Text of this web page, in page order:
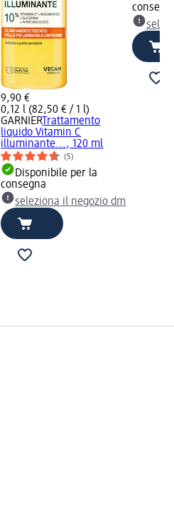
9,90 €
0,12 l (82,50 € / 1 l)
GARNIERTrattamento
liquido Vitamin C
illuminante..., 120 ml
(5)
Disponibile per la
consegna
seleziona il negozio dm